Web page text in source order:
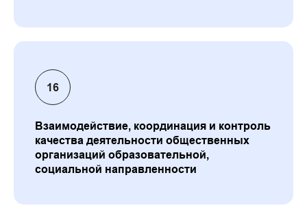
Взаимодействие, координация и контроль
качества деятельности общественных
организаций образовательной,
социальной направленности